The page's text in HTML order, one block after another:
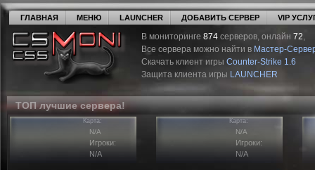
ГЛАВНАЯ МЕНЮ LAUNCHER ДОБАВИТЬ СЕРВЕР VIP
В мониторинге 874 серверов, онлайн 72,
Все сервера можно найти в Мастер-
Скачать клиент игры Counter-Strike 1.6
Защита клиента игры LAUNCHER
ТОП лучшие сервера!
Карта:
N/A
Игроки:
N/A
Карта:
N/A
Игроки:
N/A